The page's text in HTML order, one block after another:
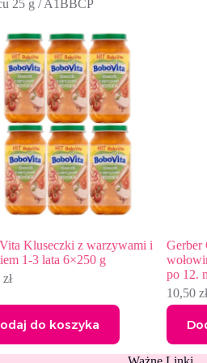
Gerber Gulasz z warzywami
wołowiną i ziemniaczkami dla dzieci
Dodaj do koszyka